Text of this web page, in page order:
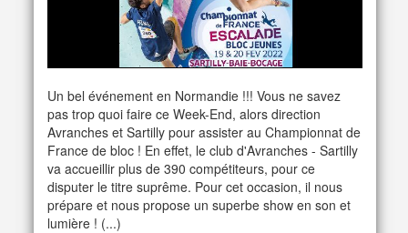
Un bel événement en Normandie !!! Vous ne savez
pas trop quoi faire ce Week-End, alors direction
Avranches et Sartilly pour assister au Championnat de
France de bloc ! En effet, le club d'Avranches - Sartilly
va accueillir plus de 390 compétiteurs, pour ce
disputer le titre suprême. Pour cet occasion, il nous
prépare et nous propose un superbe show en son et
lumière ! (...)